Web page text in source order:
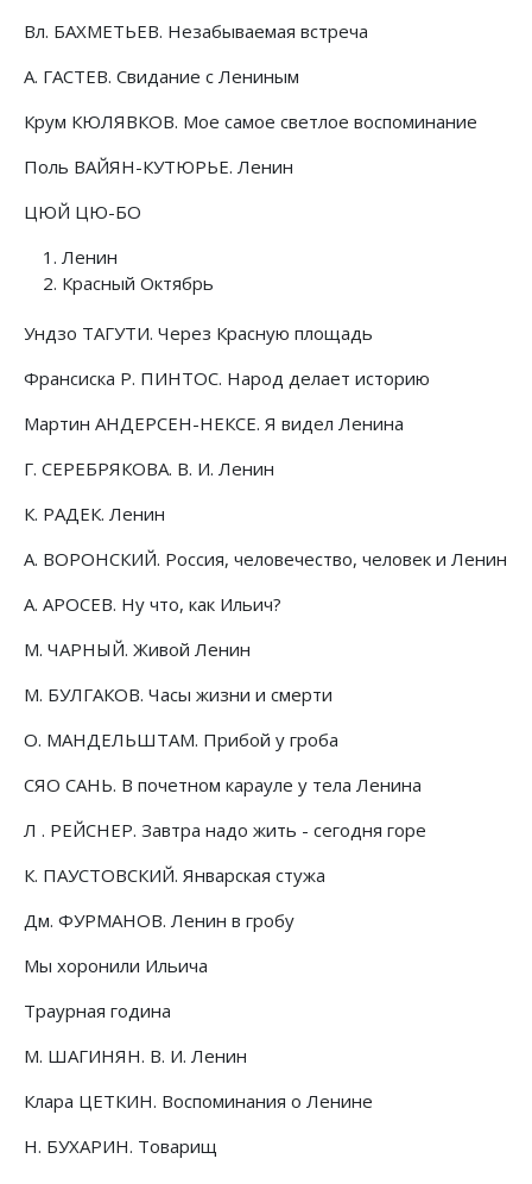
Вл. БАХМЕТЬЕВ. Незабываемая встреча
А. ГАСТЕВ. Свидание с Лениным
Крум КЮЛЯВКОВ. Мое самое светлое воспоминание
Поль ВАЙЯН-КУТЮРЬЕ. Ленин
ЦЮЙ ЦЮ-БО
Ленин
Красный Октябрь
Ундзо ТАГУТИ. Через Красную площадь
Франсиска Р. ПИНТОС. Народ делает историю
Мартин АНДЕРСЕН-НЕКСЕ. Я видел Ленина
Г. СЕРЕБРЯКОВА. В. И. Ленин
К. РАДЕК. Ленин
А. ВОРОНСКИЙ. Россия, человечество, человек и Ленин
А. АРОСЕВ. Ну что, как Ильич?
М. ЧАРНЫЙ. Живой Ленин
М. БУЛГАКОВ. Часы жизни и смерти
О. МАНДЕЛЬШТАМ. Прибой у гроба
СЯО САНЬ. В почетном карауле у тела Ленина
Л . РЕЙСНЕР. Завтра надо жить - сегодня горе
К. ПАУСТОВСКИЙ. Январская стужа
Дм. ФУРМАНОВ. Ленин в гробу
Мы хоронили Ильича
Траурная година
М. ШАГИНЯН. В. И. Ленин
Клара ЦЕТКИН. Воспоминания о Ленине
Н. БУХАРИН. Товарищ